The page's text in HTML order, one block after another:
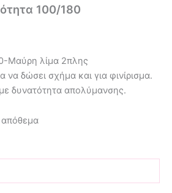
100/180
Μαύρη λίμα 2πλης
δώσει σχήμα και για φινίρισμα.
δυνατότητα απολύμανσης.
απόθεμα